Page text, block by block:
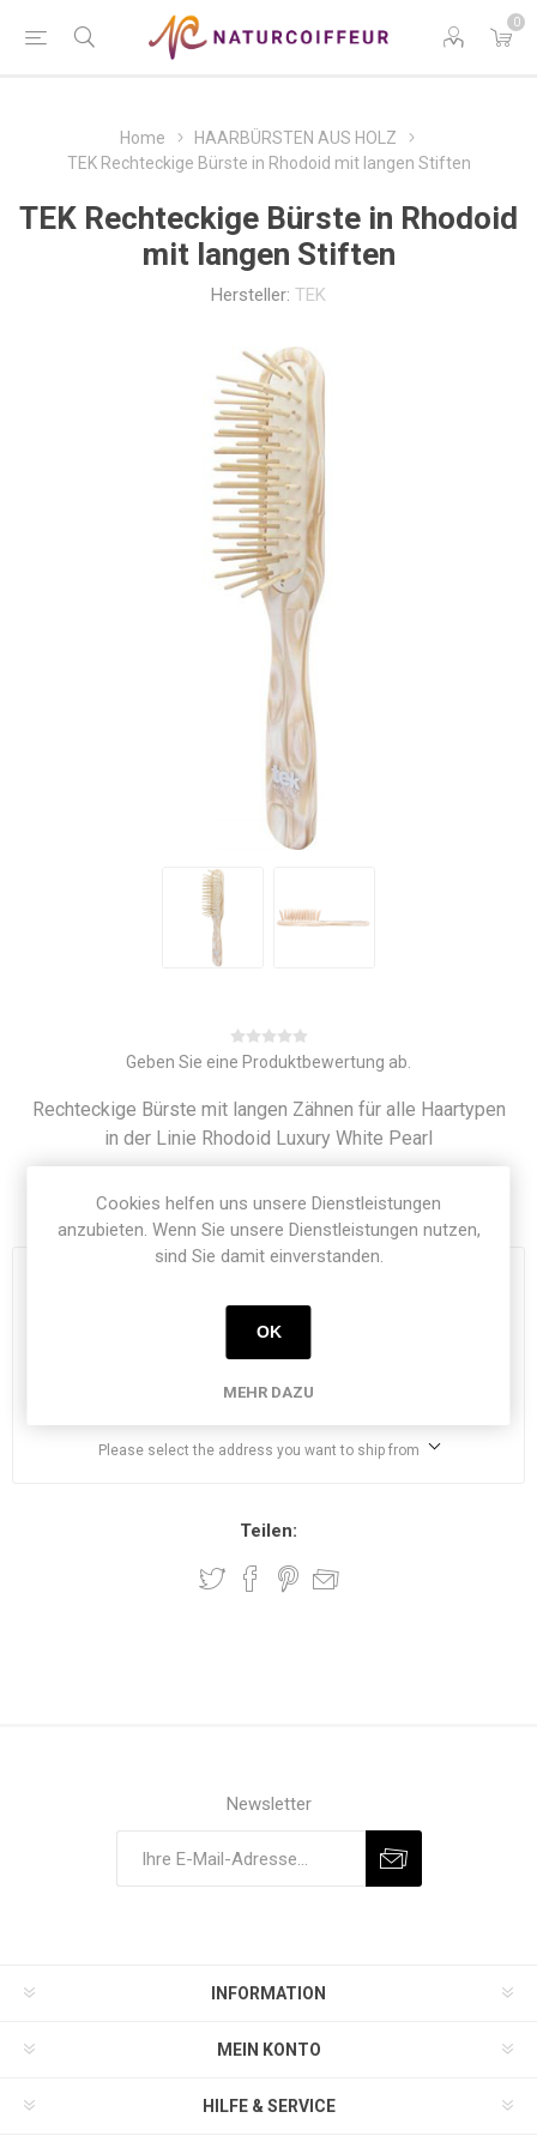
0
Home
HAARBÜRSTEN AUS HOLZ
TEK Rechteckige Bürste in Rhodoid mit langen Stiften
TEK Rechteckige Bürste in Rhodoid
mit langen Stiften
Hersteller: TEK
Geben Sie eine Produktbewertung ab.
Rechteckige Bürste mit langen Zähnen für alle Haartypen
in der Linie Rhodoid Luxury White Pearl
Artikelnummer: 1621-40
exklusiveVersand
Please select the address you want to ship from
Teilen:
Newsletter
INFORMATION
MEIN KONTO
HILFE & SERVICE
Cookies helfen uns unsere Dienstleistungen
anzubieten. Wenn Sie unsere Dienstleistungen nutzen,
sind Sie damit einverstanden.
OK
MEHR DAZU